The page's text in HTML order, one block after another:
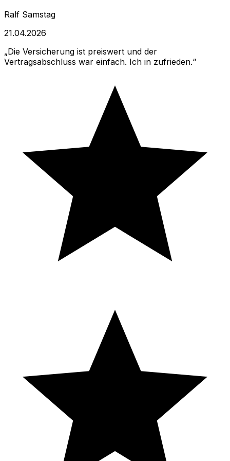
Ralf Samstag
21.04.2026
Die Versicherung ist preiswert und der
Vertragsabschluss war einfach. Ich in zufrieden.